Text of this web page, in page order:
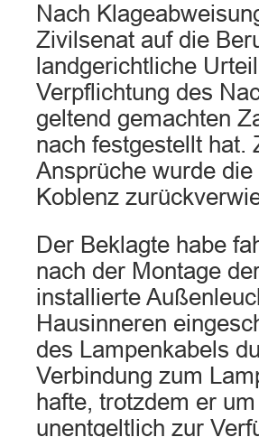
Nach
Zivilsenat auf die
landgerichtliche
Verpflichtung des
geltend gemachten
nach festgestellt hat.
Ansprüche wurde
Koblenz
Der Beklagte habe
nach der Montage
installierte
Hausinneren
des Lampenkabels
Verbindung zum
hafte, trotzdem er
unentgeltlich zur